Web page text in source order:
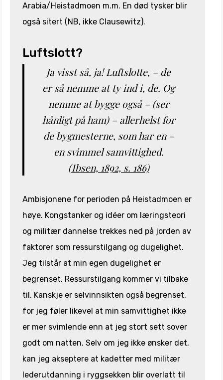
Arabia/Heistadmoen m.m. En død tysker blir
også sitert (NB, ikke Clausewitz).
Luftslott?
Ja visst så, ja! Luftslotte, – de
er så nemme at ty indi, de. Og
nemme at bygge også – (ser
hånligt på ham) – allerhelst for
de bygmesterne, som har en –
en svimmel samvittighed.
(Ibsen, 1892, s. 186)
Ambisjonene for perioden på Heistadmoen er
høye. Kongstanker og idéer om læringsteori
og militær dannelse trekkes ned på jorden av
faktorer som ressurstilgang og dugelighet.
Jeg tilstår at min egen dugelighet er
begrenset. Ressurstilgang kommer vi tilbake
til. Kanskje er selvinnsikten også begrenset,
for jeg føler likevel at min samvittighet ikke
er mer svimlende enn at jeg stort sett sover
godt om natten. Selv om jeg ikke ønsker det,
kan jeg akseptere at kadetter med militær
lederutdanning i ryggsekken blir overlatt til